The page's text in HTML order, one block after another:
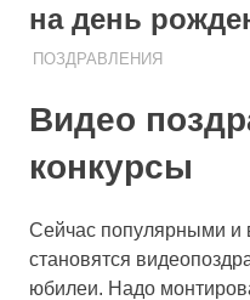
на день
06.08.2020
ПОДАРЧЕК
ПОЗДРАВЛЕНИЯ
Видео
конкурсы
Сейчас популярными и
становятся
юбилеи. Надо